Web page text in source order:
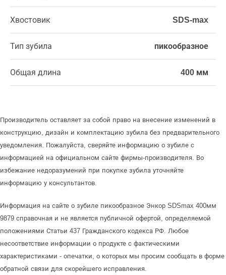
Хвостовик SDS-max
Тип зубила пикообразное
Общая длина 400 мм
Производитель оставляет за собой право на внесение изменений в
конструкцию, дизайн и комплектацию зубила без предварительного
уведомления. Пожалуйста, сверяйте информацию о зубиле с
информацией на официальном сайте фирмы-производителя. Во
избежание недоразумений при покупке зубила уточняйте
информацию у консультантов.
Информация на сайте о зубиле пикообразное Энкор SDSmax 400мм
9879 справочная и не является публичной офертой, определяемой
положениями Статьи 437 Гражданского кодекса РФ. Любое
несоответствие информации о продукте с фактическими
характеристиками - опечатки, о которых мы просим сообщать в форме
обратной связи для скорейшего исправления.